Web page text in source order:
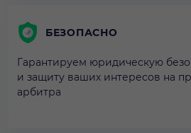
БЕЗОПАСНО
Гарантируем юридическую
и защиту ваших интересов на
арбитра